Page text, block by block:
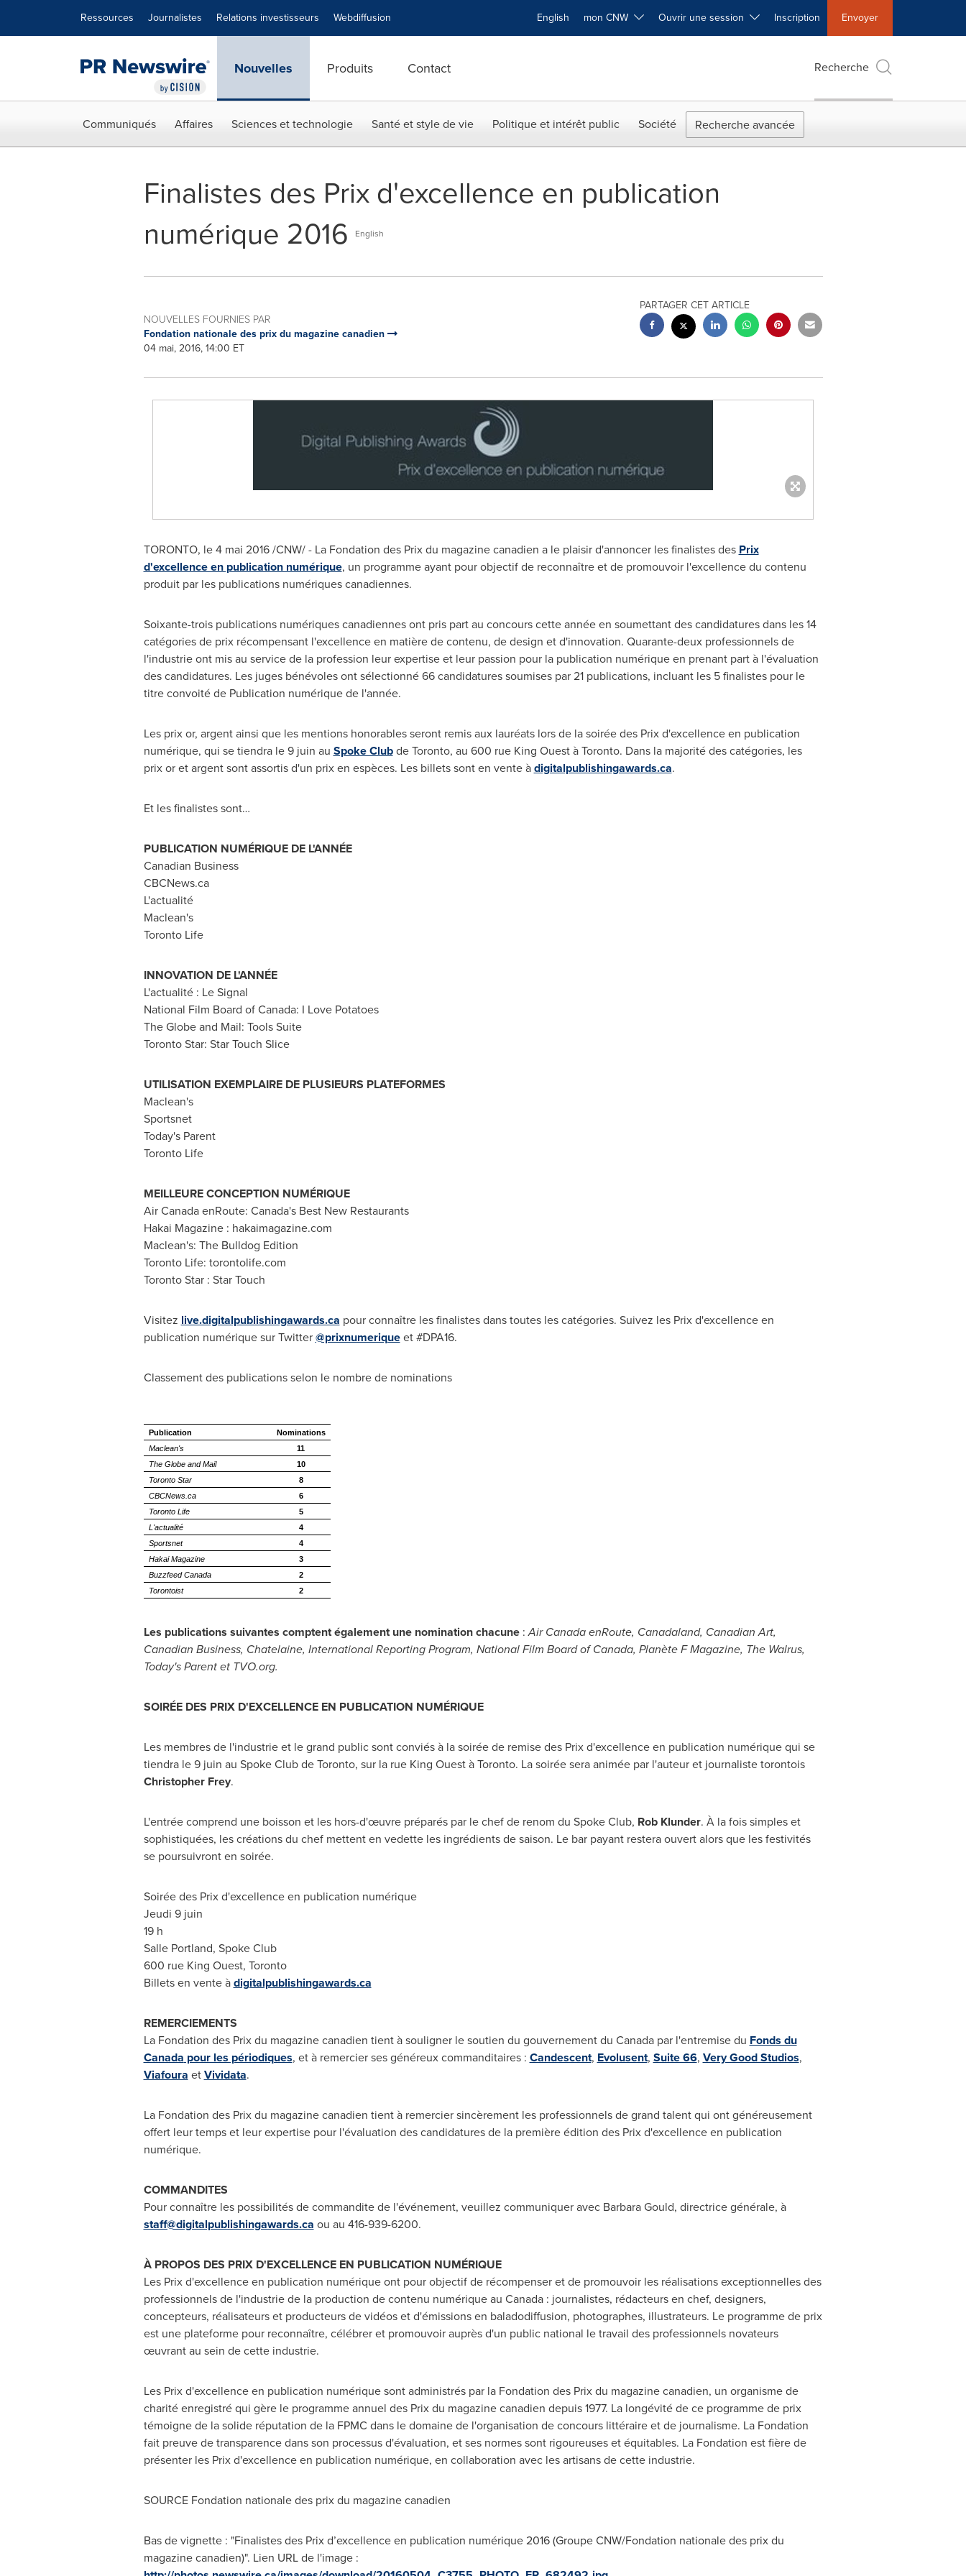
Ressources Journalistes Relations investisseurs Webdiffusion English mon CNW Ouvrir une session Inscription Envoyer
Nouvelles Produits Contact Recherche
Communiqués Affaires Sciences et technologie Santé et style de vie Politique et intérêt public Société Recherche avancée
Finalistes des Prix d'excellence en publication
numérique 2016
English
NOUVELLES FOURNIES PAR
Fondation nationale des prix du magazine canadien
04 mai, 2016, 14:00 ET
PARTAGER CET ARTICLE
TORONTO, le 4 mai 2016 /CNW/ - La Fondation des Prix du magazine canadien a le plaisir d'annoncer les finalistes des Prix
d'excellence en publication numérique, un programme ayant pour objectif de reconnaître et de promouvoir l'excellence du contenu
produit par les publications numériques canadiennes.
Soixante-trois publications numériques canadiennes ont pris part au concours cette année en soumettant des candidatures dans les 14
catégories de prix récompensant l'excellence en matière de contenu, de design et d'innovation. Quarante-deux professionnels de
l'industrie ont mis au service de la profession leur expertise et leur passion pour la publication numérique en prenant part à l'évaluation
des candidatures. Les juges bénévoles ont sélectionné 66 candidatures soumises par 21 publications, incluant les 5 finalistes pour le
titre convoité de Publication numérique de l'année.
Les prix or, argent ainsi que les mentions honorables seront remis aux lauréats lors de la soirée des Prix d'excellence en publication
numérique, qui se tiendra le 9 juin au Spoke ClubdeToronto, au 600 rue King Ouest àToronto. Dans la majorité des catégories, les
prix or et argent sont assortis d'un prix en espèces. Les billets sont en vente àdigitalpublishingawards.ca.
Et les finalistes sont…
PUBLICATION NUMÉRIQUE DE L'ANNÉE
Canadian Business
CBCNews.ca
L'actualité
Maclean's
Toronto Life
INNOVATION DE L'ANNÉE
L'actualité : Le Signal
National Film Board ofCanada: I Love Potatoes
The Globe and Mail: Tools Suite
Toronto Star: Star Touch Slice
UTILISATION EXEMPLAIRE DE PLUSIEURS PLATEFORMES
Maclean's
Sportsnet
Today's Parent
Toronto Life
MEILLEURE CONCEPTION NUMÉRIQUE
AirCanadaenRoute: Canada'sBest New Restaurants
Hakai Magazine : hakaimagazine.com
Maclean's: The Bulldog Edition
Toronto Life: torontolife.com
Toronto Star : Star Touch
Visitez live.digitalpublishingawards.ca pour connaître les finalistes dans toutes les catégories. Suivez les Prix d'excellence en
publication numérique sur Twitter@prixnumeriqueet #DPA16.
Classement des publications selon le nombre de nominations
Publication
Nominations
Maclean's
11
The Globe and Mail
10
Toronto Star
8
CBCNews.ca
6
Toronto Life
5
L'actualité
4
Sportsnet
4
Hakai Magazine
3
Buzzfeed Canada
2
Torontoist
2
Les publications suivantes comptent également une nomination chacune :AirCanadaenRoute, Canadaland, Canadian Art,
Canadian Business, Chatelaine, International Reporting Program, National Film Board ofCanada, PlanèteF Magazine, The Walrus,
Today's Parent et TVO.org.
SOIRÉE DES PRIX D'EXCELLENCE EN PUBLICATION NUMÉRIQUE
Les membres de l'industrie et le grand public sont conviés à la soirée de remise des Prix d'excellence en publication numérique qui se
tiendra le 9 juin au Spoke Club deToronto, sur la rue King Ouest àToronto. La soirée sera animée par l'auteur et journaliste torontois
Christopher Frey.
L'entrée comprend une boisson et les hors-d'œuvre préparés par le chef de renom du Spoke Club, Rob Klunder. À la fois simples et
sophistiquées, les créations du chef mettent en vedette les ingrédients de saison. Le bar payant restera ouvert alors que les festivités
se poursuivront en soirée.
Soirée des Prix d'excellence en publication numérique
Jeudi 9 juin
19 h
Salle Portland, Spoke Club
600 rue King Ouest, Toronto
Billets en vente àdigitalpublishingawards.ca
REMERCIEMENTS
La Fondation des Prix du magazine canadien tient à souligner le soutien du gouvernement du Canadapar l'entremise du Fonds du
Canada pour les périodiques, et à remercier ses généreux commanditaires : Candescent, Evolusent, Suite 66, Very Good Studios,
Viafoura etVividata.
La Fondation des Prix du magazine canadien tient à remercier sincèrement les professionnels de grand talent qui ont généreusement
offert leur temps et leur expertise pour l'évaluation des candidatures de la première édition des Prix d'excellence en publication
numérique.
COMMANDITES
Pour connaître les possibilités de commandite de l'événement, veuillez communiquer avec Barbara Gould, directrice générale, à
staff@digitalpublishingawards.ca ou au 416-939-6200.
À PROPOS DES PRIX D'EXCELLENCE EN PUBLICATION NUMÉRIQUE
Les Prix d'excellence en publication numérique ont pour objectif de récompenser et de promouvoir les réalisations exceptionnelles des
professionnels de l'industrie de la production de contenu numérique au Canada : journalistes, rédacteurs en chef, designers,
concepteurs, réalisateurs et producteurs de vidéos et d'émissions en baladodiffusion, photographes, illustrateurs. Le programme de prix
est une plateforme pour reconnaître, célébrer et promouvoir auprès d'un public national le travail des professionnels novateurs
œuvrant au sein de cette industrie.
Les Prix d'excellence en publication numérique sont administrés par la Fondation des Prix du magazine canadien, un organisme de
charité enregistré qui gère le programme annuel des Prix du magazine canadien depuis 1977. La longévité de ce programme de prix
témoigne de la solide réputation de la FPMC dans le domaine de l'organisation de concours littéraire et de journalisme. La Fondation
fait preuve de transparence dans son processus d'évaluation, et ses normes sont rigoureuses et équitables. La Fondation est fière de
présenter les Prix d'excellence en publication numérique, en collaboration avec les artisans de cette industrie.
SOURCE Fondation nationale des prix du magazine canadien
Bas de vignette : "Finalistes des Prix d’excellence en publication numérique 2016 (Groupe CNW/Fondation nationale des prix du
magazine canadien)". Lien URL de l'image :